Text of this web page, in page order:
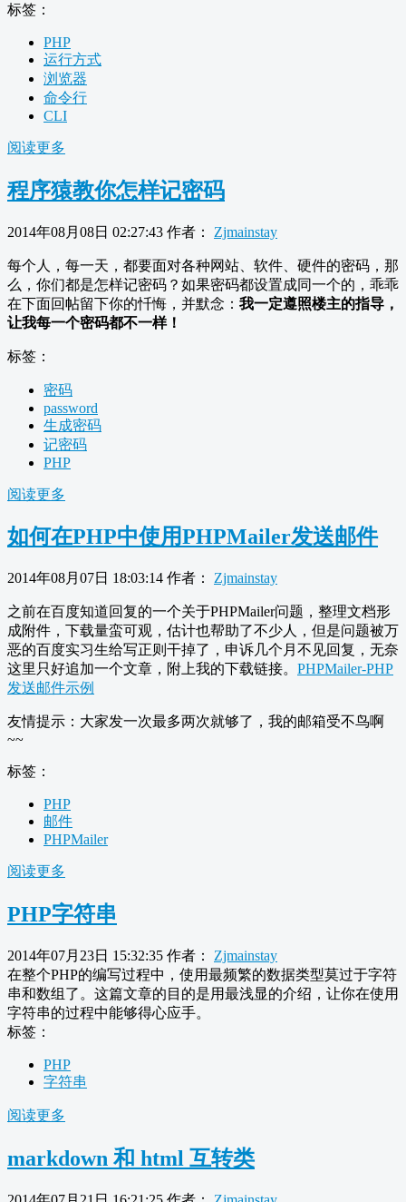
标签：
PHP
运行方式
浏览器
命令行
CLI
阅读更多
程序猿教你怎样记密码
2014年08月08日 02:27:43 作者： Zjmainstay
每个人，每一天，都要面对各种网站、软件、硬件的密码，那
么，你们都是怎样记密码？如果密码都设置成同一个的，乖乖
在下面回帖留下你的忏悔，并默念： 我一定遵照楼主的指导，
让我每一个密码都不一样！
标签：
密码
password
生成密码
记密码
PHP
阅读更多
如何在PHP中使用PHPMailer发送邮件
2014年08月07日 18:03:14 作者： Zjmainstay
之前在百度知道回复的一个关于PHPMailer问题，整理文档形
成附件，下载量蛮可观，估计也帮助了不少人，但是问题被万
恶的百度实习生给写正则干掉了，申诉几个月不见回复，无奈
这里只好追加一个文章，附上我的下载链接。 PHPMailer-PHP
发送邮件示例
友情提示：大家发一次最多两次就够了，我的邮箱受不鸟啊
~~
标签：
PHP
邮件
PHPMailer
阅读更多
PHP字符串
2014年07月23日 15:32:35 作者： Zjmainstay
在整个PHP的编写过程中，使用最频繁的数据类型莫过于字符
串和数组了。这篇文章的目的是用最浅显的介绍，让你在使用
字符串的过程中能够得心应手。
标签：
PHP
字符串
阅读更多
markdown 和 html 互转类